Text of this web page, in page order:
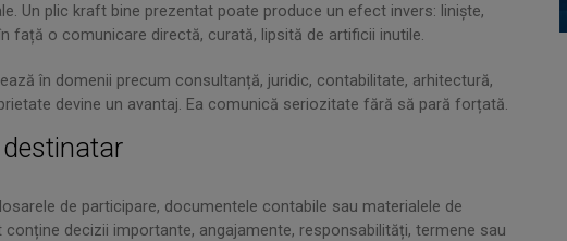
Un plic kraft bine prezentat poate produce un efect invers: liniște,
față o comunicare directă, curată, lipsită de artificii inutile.
în domenii precum consultanță, juridic, contabilitate, arhitectură,
devine un avantaj. Ea comunică seriozitate fără să pară forțată.
de participare, documentele contabile sau materialele de
decizii importante, angajamente, responsabilități, termene sau